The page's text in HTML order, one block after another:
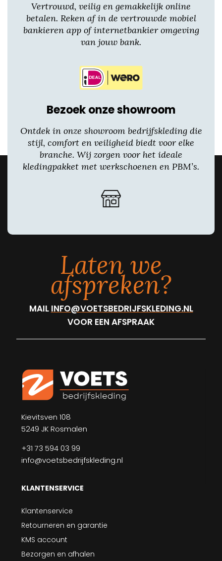
Vertrouwd, veilig en gemakkelijk online
betalen. Reken af in de vertrouwde mobiel
bankieren app of internetbankier omgeving
van jouw bank.
Bezoek onze showroom
Ontdek in onze showroom bedrijfskleding die
stijl, comfort en veiligheid biedt voor elke
branche. Wij zorgen voor het ideale
kledingpakket met werkschoenen en PBM’s.
Laten we
afspreken?
MAIL INFO@VOETSBEDRIJFSKLEDING.NL
VOOR EEN AFSPRAAK
Kievitsven 108
5249 JK Rosmalen
+31 73 594 03 99
info@voetsbedrijfskleding.nl
KLANTENSERVICE
Klantenservice
Retourneren en garantie
KMS account
Bezorgen en afhalen